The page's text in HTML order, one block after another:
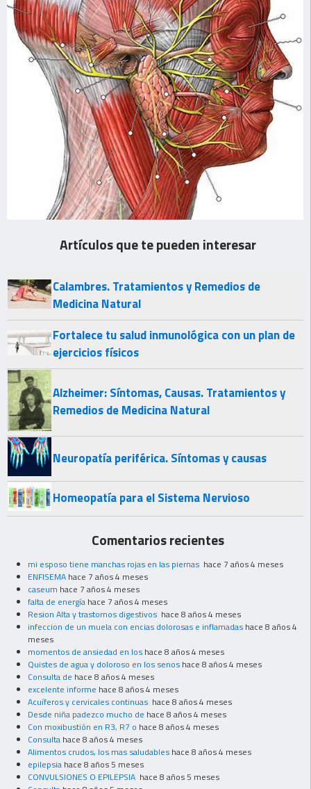
Artículos que te pueden interesar
Calambres. Tratamientos y Remedios de
Medicina Natural
Fortalece tu salud inmunológica con un plan de
ejercicios físicos
Alzheimer: Síntomas, Causas. Tratamientos y
Remedios de Medicina Natural
Neuropatía periférica. Síntomas y causas
Homeopatía para el Sistema Nervioso
Comentarios recientes
mi esposo tiene manchas rojas en las piernas hace 7 años 4 meses
ENFISEMA hace 7 años 4 meses
caseum hace 7 años 4 meses
falta de energía hace 7 años 4 meses
Resion Alta y trastornos digestivos hace 8 años 4 meses
infeccion de un muela con encias dolorosas e inflamadas hace 8 años 4
meses
momentos de ansiedad en los hace 8 años 4 meses
Quistes de agua y doloroso en los senos hace 8 años 4 meses
Consulta de hace 8 años 4 meses
excelente informe hace 8 años 4 meses
Acuíferos y cervicales continuas hace 8 años 4 meses
Desde niña padezco mucho de hace 8 años 4 meses
Con moxibustión en R3, R7 o hace 8 años 4 meses
Consulta hace 8 años 4 meses
Alimentos crudos, los mas saludables hace 8 años 4 meses
epilepsia hace 8 años 5 meses
CONVULSIONES O EPILEPSIA hace 8 años 5 meses